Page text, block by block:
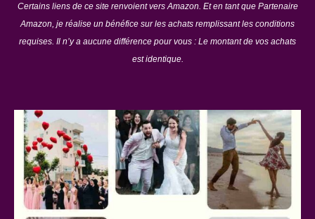
Certains liens de ce site renvoient vers Amazon. Et en tant que Partenaire
Amazon, je réalise un bénéfice sur les achats remplissant les conditions
requises. Il n’y a aucune différence pour vous : Le montant de vos achats
est identique.